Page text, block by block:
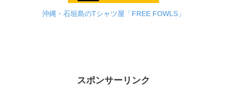
沖縄・石垣島のTシャツ屋「FREE FOWLS」
スポンサーリンク